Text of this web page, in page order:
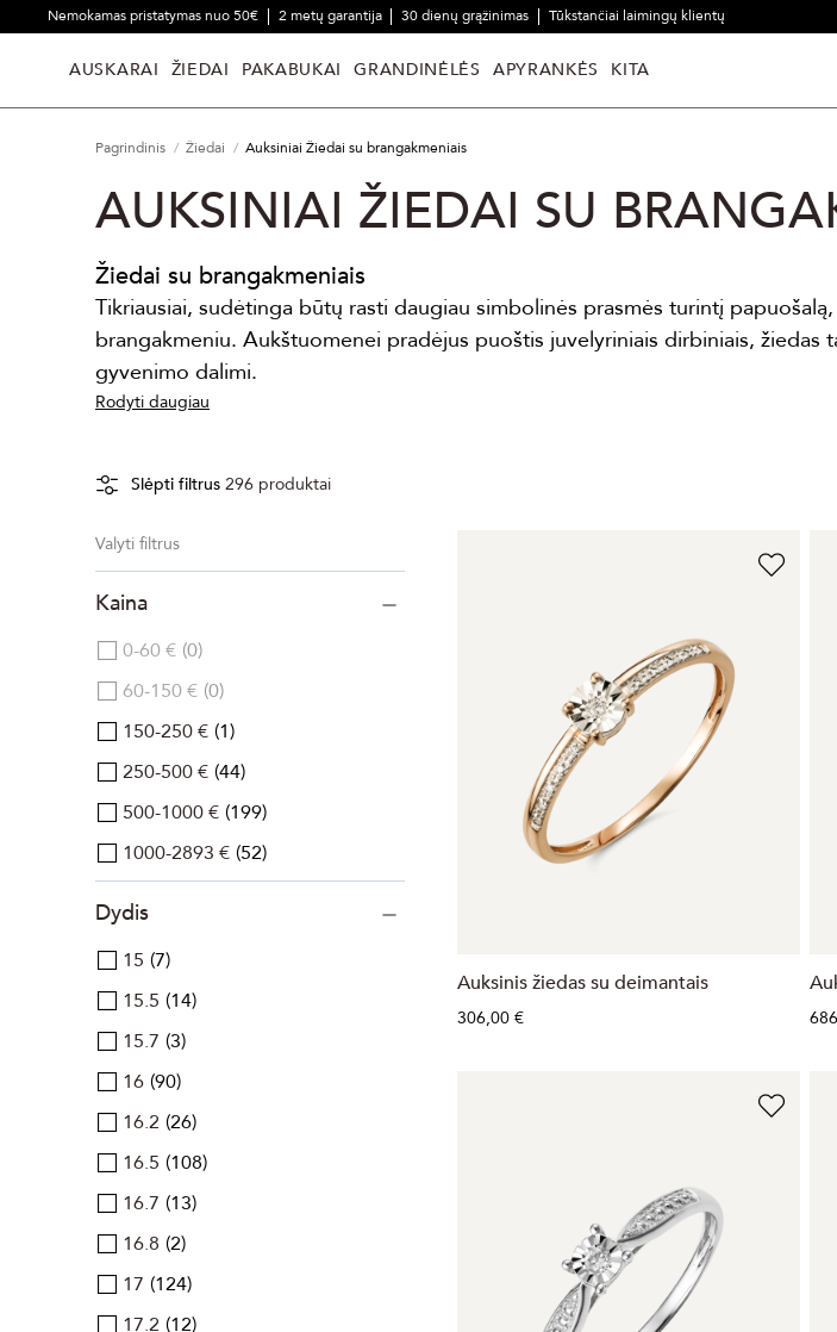
Nemokamas pristatymas nuo 50€ 2 metų garantija 30 dienų grąžinimas Tūkstančiai laimingų klientų
AUSKARAI ŽIEDAI PAKABUKAI GRANDINĖLĖS APYRANKĖS KITA
Pagrindinis Žiedai Auksiniai Žiedai su brangakmeniais
AUKSINIAI ŽIEDAI SU
Žiedai su brangakmeniais
Tikriausiai, sudėtinga būtų rasti daugiau simbolinės prasmės turintį
brangakmeniu. Aukštuomenei pradėjus puoštis juvelyriniais dirbiniais, žiedas
gyvenimo dalimi.
Rodyti daugiau
Auksinis žiedas su deimantais
306,00 €
Slėpti filtrus 296 produktai
Valyti filtrus
Kaina
0-60 € 0
60-150 € 0
150-250 € 1
250-500 € 44
500-1000 € 199
1000-2893 € 52
Dydis
15 7
15.5 14
15.7 3
16 90
16.2 26
16.5 108
16.7 13
16.8 2
17 124
17.2 12